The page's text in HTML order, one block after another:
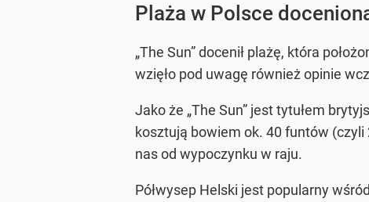
Plaża w Polsce
„The Sun” docenił plażę, która
wzięło pod uwagę również opinie
Jako że „The Sun” jest tytułem
kosztują bowiem ok. 40 funtów
nas od wypoczynku w raju.
Półwysep Helski jest popularny